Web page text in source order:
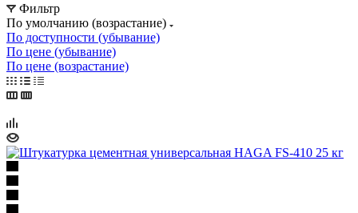
Фильтр
По умолчанию (возрастание)
По доступности (убывание)
По цене (убывание)
По цене (возрастание)